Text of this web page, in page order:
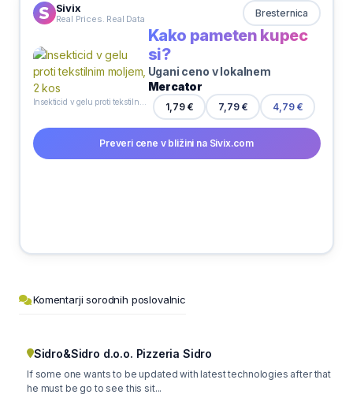
Sivix
Real Prices. Real Data Bresternica
Kako pameten kupec
si?
Ugani ceno v lokalnem
Mercator
1,79 € 7,79 € 4,79 €
Preveri cene v bližini na Sivix.com
Komentarji sorodnih poslovalnic
Sidro&Sidro d.o.o. Pizzeria Sidro
If some one wants to be updated with latest technologies after that
he must be go to see this sit...